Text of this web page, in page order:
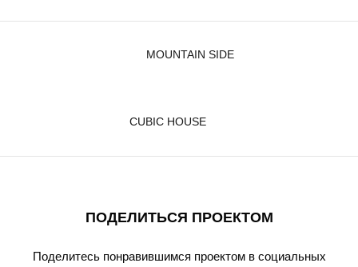
MOUNTAIN SIDE
CUBIC HOUSE
ПОДЕЛИТЬСЯ ПРОЕКТОМ
Поделитесь понравившимся проектом в социальных